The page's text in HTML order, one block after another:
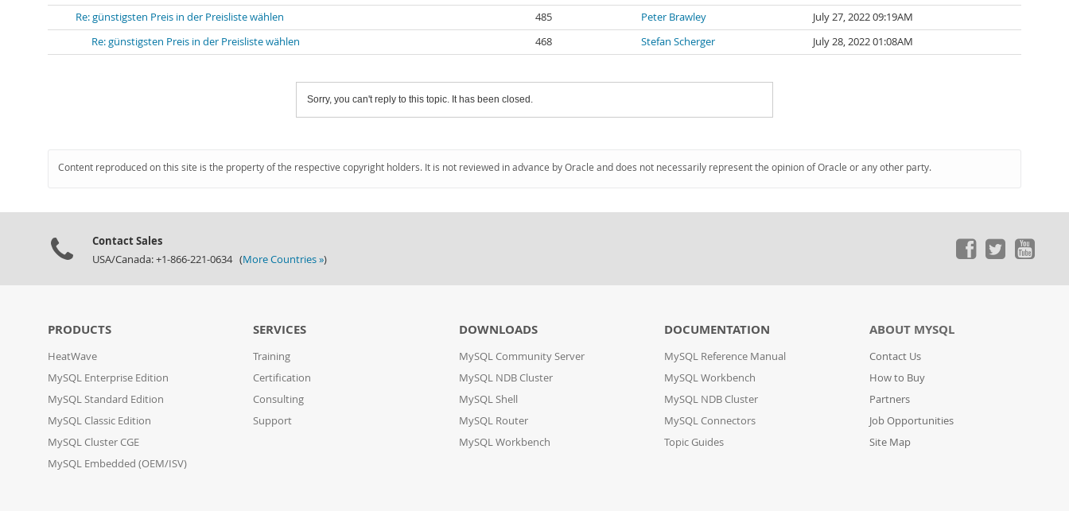
Re: günstigsten Preis in der Preisliste wählen
485 Peter Brawley
July 27, 2022 09:19AM
Re: günstigsten Preis in der Preisliste wählen
468 Stefan Scherger July 28, 2022 01:08AM
Sorry, you can't reply to this topic. It has been closed.
Content reproduced on this site is the property of the respective copyright holders. It is not reviewed in advance by Oracle and does not necessarily represent the opinion of Oracle or any other party.
Contact Sales
USA/Canada: +1-866-221-0634 (More Countries »)
PRODUCTS
HeatWave
MySQL Enterprise Edition
MySQL Standard Edition
MySQL Classic Edition
MySQL Cluster CGE
MySQL Embedded (OEM/ISV)
SERVICES
Training
Certification
Consulting
Support
DOWNLOADS
MySQL Community Server
MySQL NDB Cluster
MySQL Shell
MySQL Router
MySQL Workbench
DOCUMENTATION
MySQL Reference Manual
MySQL Workbench
MySQL NDB Cluster
MySQL Connectors
Topic Guides
ABOUT MYSQL
Contact Us
How to Buy
Partners
Job Opportunities
Site Map